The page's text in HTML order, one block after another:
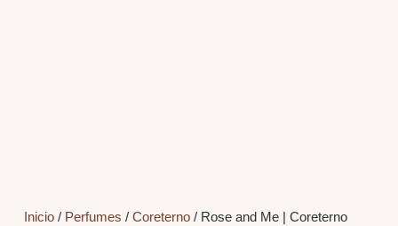
Inicio/ Perfumes / Coreterno/ Rose and Me | Coreterno